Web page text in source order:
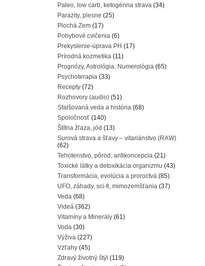
Paleo, low carb, ketogénna strava (34)
Parazity, plesne (25)
Plochá Zem (17)
Pohybové cvičenia (6)
Prekyslenie-úprava PH (17)
Prírodná kozmetika (11)
Prognózy, Astrológia, Numerológia (65)
Psychoterapia (33)
Recepty (72)
Rozhovory (audio) (51)
Sfalšovaná veda a história (68)
Spoločnosť (140)
Štítna žľaza, jód (13)
Surová strava a šťavy – vitariánstvo (RAW)
(62)
Tehotenstvo, pôrod, antikoncepcia (21)
Toxické látky a detoxikácia organizmu (43)
Transformácia, evolúcia a proroctvá (85)
UFO, záhady, sci-fi, mimozemšťania (37)
Veda (68)
Videá (362)
Vitamíny a Minerály (61)
Voda (30)
Výživa (227)
Vzťahy (45)
Zdravý životný štýl (119)